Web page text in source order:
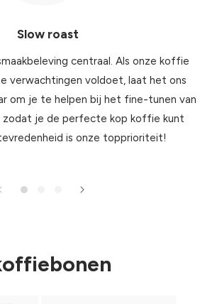
Slow roast
centraal. Als onze koffie
verwachtingen voldoet, laat het ons
om je te helpen bij het fine-tunen van
zodat je de perfecte kop koffie kunt
is onze topprioriteit!